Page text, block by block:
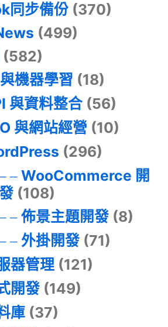
同步備份 (370)
(499)
(582)
機器學習 (18)
與資料整合(56)
與網站經營 (10)
(296)
WooCommerce 開
(108)
佈景主題開發(8)
外掛開發(71)
器管理(121)
開發(149)
庫(37)